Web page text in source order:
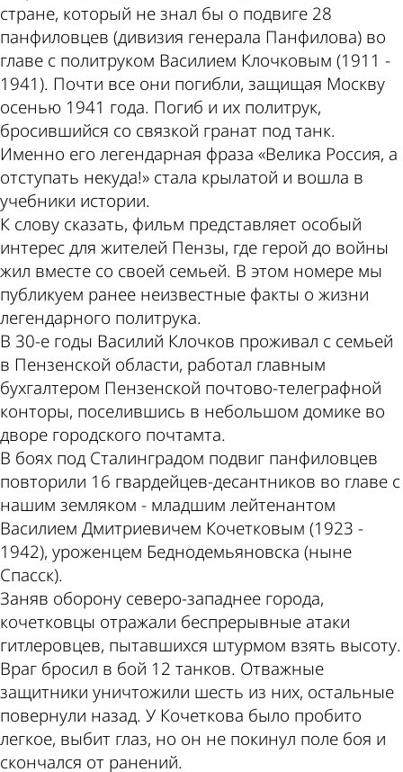
стране, который не знал бы о подвиге 28
панфиловцев (дивизия генерала Панфилова) во
главе с политруком Василием Клочковым (1911 -
1941). Почти все они погибли, защищая Москву
осенью 1941 года. Погиб и их политрук,
бросившийся со связкой гранат под танк.
Именно его легендарная фраза «Велика Россия, а
отступать некуда!» стала крылатой и вошла в
учебники истории.
К слову сказать, фильм представляет особый
интерес для жителей Пензы, где герой до войны
жил вместе со своей семьей. В этом номере мы
публикуем ранее неизвестные факты о жизни
легендарного политрука.
В 30-е годы Василий Клочков проживал с семьей
в Пензенской области, работал главным
бухгалтером Пензенской почтово-телеграфной
конторы, поселившись в небольшом домике во
дворе городского почтамта.
В боях под Сталинградом подвиг панфиловцев
повторили 16 гвардейцев-десантников во главе с
нашим земляком - младшим лейтенантом
Василием Дмитриевичем Кочетковым (1923 -
1942), уроженцем Беднодемьяновска (ныне
Спасск).
Заняв оборону северо-западнее города,
кочетковцы отражали беспрерывные атаки
гитлеровцев, пытавшихся штурмом взять высоту.
Враг бросил в бой 12 танков. Отважные
защитники уничтожили шесть из них, остальные
повернули назад. У Кочеткова было пробито
легкое, выбит глаз, но он не покинул поле боя и
скончался от ранений.